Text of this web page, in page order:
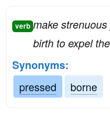
verb make
birth to expel
Synonyms:
pressed
borne